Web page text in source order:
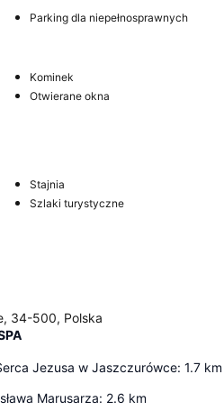
Parking dla niepełnosprawnych
Kominek
Otwierane okna
Stajnia
Szlaki turystyczne
34-500, Polska
Jezusa w Jaszczurówce: 1.7 km
Marusarza: 2.6 km